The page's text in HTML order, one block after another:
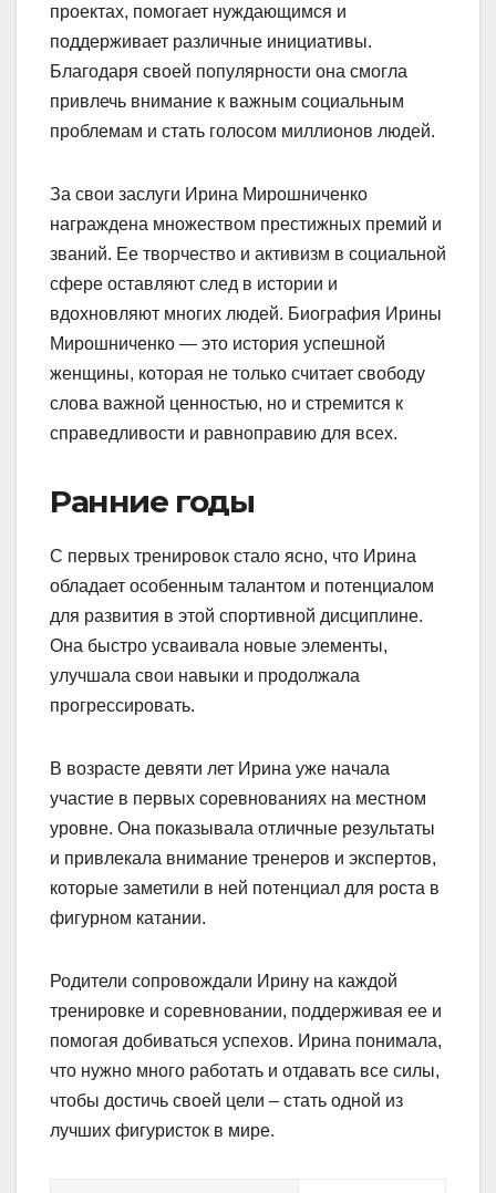
проектах, помогает нуждающимся и
поддерживает различные инициативы.
Благодаря своей популярности она смогла
привлечь внимание к важным социальным
проблемам и стать голосом миллионов людей.
За свои заслуги Ирина Мирошниченко
награждена множеством престижных премий и
званий. Ее творчество и активизм в социальной
сфере оставляют след в истории и
вдохновляют многих людей. Биография Ирины
Мирошниченко — это история успешной
женщины, которая не только считает свободу
слова важной ценностью, но и стремится к
справедливости и равноправию для всех.
Ранние годы
С первых тренировок стало ясно, что Ирина
обладает особенным талантом и потенциалом
для развития в этой спортивной дисциплине.
Она быстро усваивала новые элементы,
улучшала свои навыки и продолжала
прогрессировать.
В возрасте девяти лет Ирина уже начала
участие в первых соревнованиях на местном
уровне. Она показывала отличные результаты
и привлекала внимание тренеров и экспертов,
которые заметили в ней потенциал для роста в
фигурном катании.
Родители сопровождали Ирину на каждой
тренировке и соревновании, поддерживая ее и
помогая добиваться успехов. Ирина понимала,
что нужно много работать и отдавать все силы,
чтобы достичь своей цели – стать одной из
лучших фигуристок в мире.